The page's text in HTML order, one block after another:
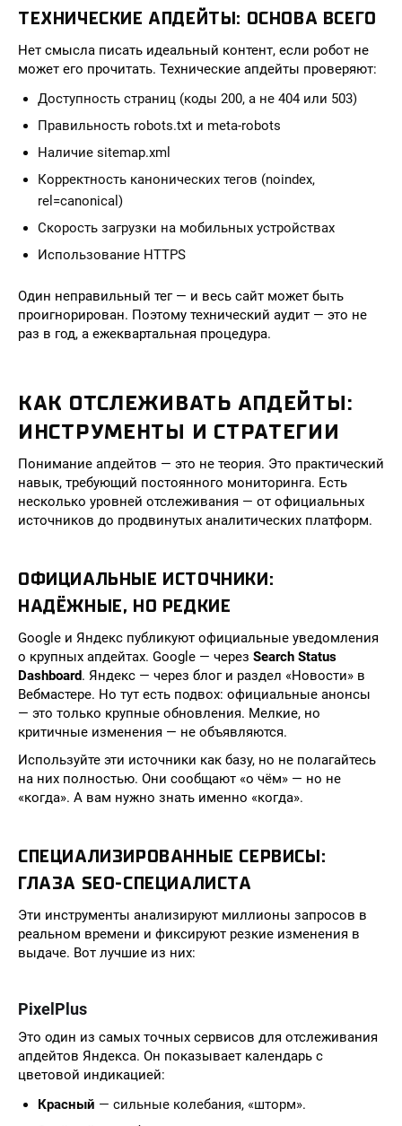
ТЕХНИЧЕСКИЕ АПДЕЙТЫ: ОСНОВА ВСЕГО
Нет смысла писать идеальный контент, если робот не
может его прочитать. Технические апдейты проверяют:
Доступность страниц (коды 200, а не 404 или 503)
Правильность robots.txt и meta-robots
Наличие sitemap.xml
Корректность канонических тегов (noindex,
rel=canonical)
Скорость загрузки на мобильных устройствах
Использование HTTPS
Один неправильный тег — и весь сайт может быть
проигнорирован. Поэтому технический аудит — это не
раз в год, а ежеквартальная процедура.
КАК ОТСЛЕЖИВАТЬ АПДЕЙТЫ:
ИНСТРУМЕНТЫ И СТРАТЕГИИ
Понимание апдейтов — это не теория. Это практический
навык, требующий постоянного мониторинга. Есть
несколько уровней отслеживания — от официальных
источников до продвинутых аналитических платформ.
ОФИЦИАЛЬНЫЕ ИСТОЧНИКИ:
НАДЁЖНЫЕ, НО РЕДКИЕ
Google и Яндекс публикуют официальные уведомления
о крупных апдейтах. Google — через Search Status
Dashboard. Яндекс — через блог и раздел «Новости» в
Вебмастере. Но тут есть подвох: официальные анонсы
— это только крупные обновления. Мелкие, но
критичные изменения — не объявляются.
Используйте эти источники как базу, но не полагайтесь
на них полностью. Они сообщают «о чём» — но не
«когда». А вам нужно знать именно «когда».
СПЕЦИАЛИЗИРОВАННЫЕ СЕРВИСЫ:
ГЛАЗА SEO-СПЕЦИАЛИСТА
Эти инструменты анализируют миллионы запросов в
реальном времени и фиксируют резкие изменения в
выдаче. Вот лучшие из них:
PixelPlus
Это один из самых точных сервисов для отслеживания
апдейтов Яндекса. Он показывает календарь с
цветовой индикацией:
Красный — сильные колебания, «шторм».